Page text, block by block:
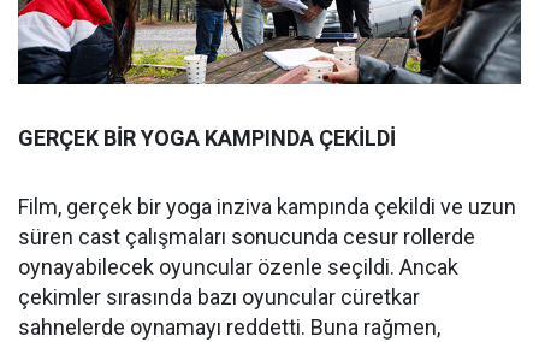
GERÇEK BİR YOGA KAMPINDA ÇEKİLDİ
Film, gerçek bir yoga inziva kampında çekildi ve uzun
süren cast çalışmaları sonucunda cesur rollerde
oynayabilecek oyuncular özenle seçildi. Ancak
çekimler sırasında bazı oyuncular cüretkar
sahnelerde oynamayı reddetti. Buna rağmen,